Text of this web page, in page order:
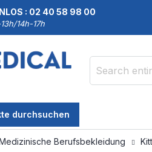
: 02 40 58 98 00
14h-17h
durchsuchen
Berufsbekleidung